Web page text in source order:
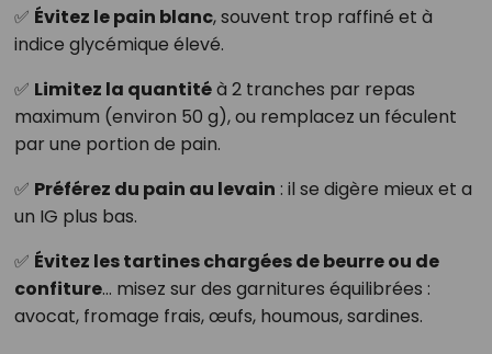
✅ Évitez le pain blanc, souvent trop raffiné et à
indice glycémique élevé.
✅ Limitez la quantitéà 2 tranches par repas
maximum (environ 50 g), ou remplacez un féculent
par une portion de pain.
✅ Préférez du pain au levain : il se digère mieux et a
un IG plus bas.
✅ Évitez les tartines chargées de beurre ou de
confiture… misez sur des garnitures équilibrées :
avocat, fromage frais, œufs, houmous, sardines.